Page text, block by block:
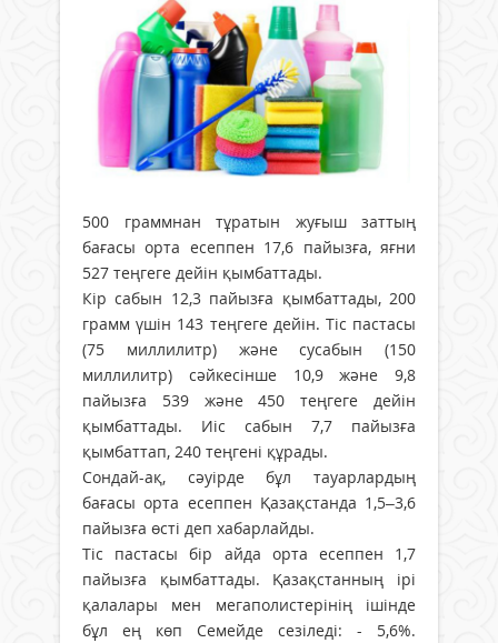
500 граммнан тұратын жуғыш заттың
бағасы орта есеппен 17,6 пайызға, яғни
527 теңгеге дейін қымбаттады.
Кір сабын 12,3 пайызға қымбаттады, 200
грамм үшін 143 теңгеге дейін. Тіс пастасы
(75 миллилитр) және сусабын (150
миллилитр) сәйкесінше 10,9 және 9,8
пайызға 539 және 450 теңгеге дейін
қымбаттады. Иіс сабын 7,7 пайызға
қымбаттап, 240 теңгені құрады.
Сондай-ақ, сәуірде бұл тауарлардың
бағасы орта есеппен Қазақстанда 1,5–3,6
пайызға өсті деп хабарлайды.
Тіс пастасы бір айда орта есеппен 1,7
пайызға қымбаттады. Қазақстанның ірі
қалалары мен мегаполистерінің ішінде
бұл ең көп Семейде сезіледі: - 5,6%.